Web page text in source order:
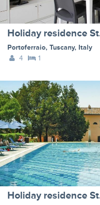
Portoferraio, Tuscany, Italy
4
1